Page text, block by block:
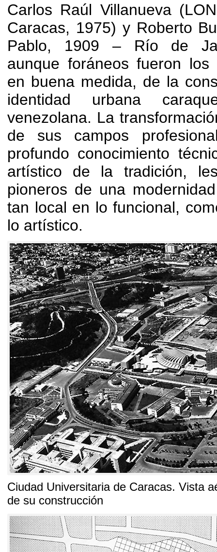
Carlos Raúl Villanueva
Caracas, 1975) y Roberto
Pablo, 1909 – Río de
aunque foráneos fueron los
en buena medida, de la
identidad urbana
venezolana. La
de sus campos
profundo conocimiento
artístico de la tradición,
pioneros de una
tan local en lo funcional,
lo artístico.
Ciudad Universitaria de Caracas. Vista
de su construcción